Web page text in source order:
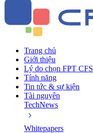
Trang chủ
Giới thiệu
Lý do chọn FPT CFS
Tính năng
Tin tức & sự kiện
Tài nguyên
TechNews
Whitepapers